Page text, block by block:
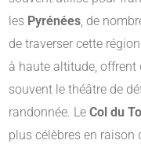
les Pyrénées, de
de traverser cette
à haute altitude, offrent
souvent le théâtre de
randonnée. Le Col du
plus célèbres en